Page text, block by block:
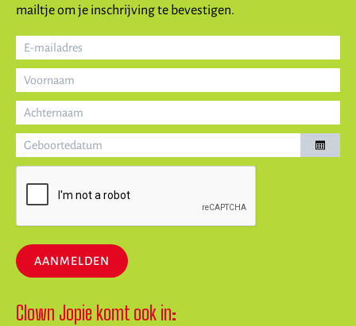
mailtje om je inschrijving te bevestigen.
AANMELDEN
Clown Jopie komt ook in: